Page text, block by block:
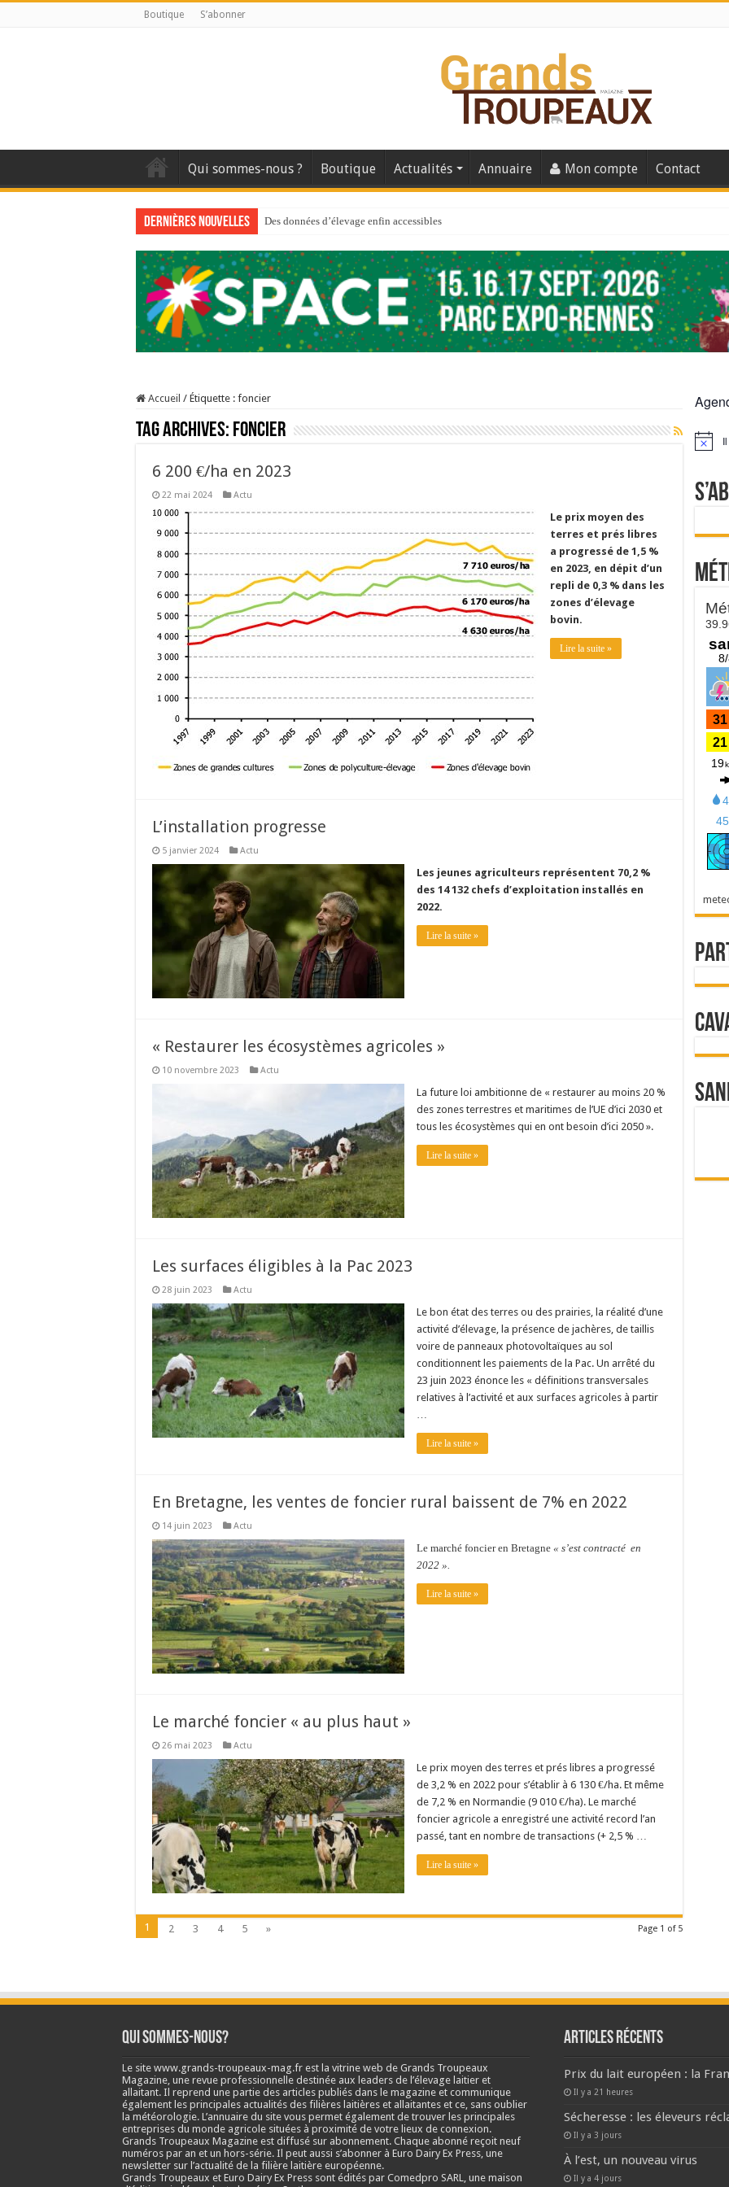
Boutique S’abonner
Qui sommes-nous ? Boutique Actualités Annuaire Mon compte Contact
Dernières nouvelles Des données d’élevage enfin accessibles
Au sommaire du premier numéro de 2025
Au sommaire de GTM 110
Aidez-nous à améliorer la santé de vos veaux !
Au sommaire de GTM 91
Sécheresse : les éleveurs réclament des expertises de terrain
À l’est, un nouveau virus
Accueil / Étiquette : foncier
Tag Archives: foncier
6 200 €/ha en 2023
22 mai 2024 Actu
Le prix moyen des
terres et prés libres
a progressé de 1,5 %
en 2023, en dépit d’un
repli de 0,3 % dans les
zones d’élevage
bovin.
Lire la suite »
L’installation progresse
5 janvier 2024 Actu
Les jeunes agriculteurs représentent 70,2 %
des 14 132 chefs d’exploitation installés en
2022.
Lire la suite »
« Restaurer les écosystèmes agricoles »
10 novembre 2023 Actu
La future loi ambitionne de « restaurer au moins 20 %
des zones terrestres et maritimes de l’UE d’ici 2030 et
tous les écosystèmes qui en ont besoin d’ici 2050 ».
Lire la suite »
Les surfaces éligibles à la Pac 2023
28 juin 2023 Actu
Le bon état des terres ou des prairies, la réalité d’une
activité d’élevage, la présence de jachères, de taillis
voire de panneaux photovoltaïques au sol
conditionnent les paiements de la Pac. Un arrêté du
23 juin 2023 énonce les « définitions transversales
relatives à l’activité et aux surfaces agricoles à partir
Lire la suite »
En Bretagne, les ventes de foncier rural baissent de 7% en 2022
14 juin 2023 Actu
Le marché foncier en Bretagne « s’est contracté en
2022 ».
Lire la suite »
Le marché foncier « au plus haut »
26 mai 2023 Actu
Le prix moyen des terres et prés libres a progressé
de 3,2 % en 2022 pour s’établir à 6 130 €/ha. Et même
de 7,2 % en Normandie (9 010 €/ha). Le marché
foncier agricole a enregistré une activité record l’an
passé, tant en nombre de transactions (+ 2,5 % …
Lire la suite »
Page 1 of 5
1 2 3 4 5 »
Notice
Qui sommes-nous?
Le site www.grands-troupeaux-mag.fr est la vitrine web de Grands Troupeaux
Magazine, une revue professionnelle destinée aux leaders de l’élevage laitier et
allaitant. Il reprend une partie des articles publiés dans le magazine et communique
également les principales actualités des filières laitières et allaitantes et ce, sans oublier
la météorologie. L’annuaire du site vous permet également de trouver les principales
entreprises du monde agricole situées à proximité de votre lieux de connexion.
Grands Troupeaux Magazine est diffusé sur abonnement. Chaque abonné reçoit neuf
numéros par an et un hors-série. Il peut aussi s’abonner à Euro Dairy Ex Press, une
newsletter sur l’actualité de la filière laitière européenne.
Grands Troupeaux et Euro Dairy Ex Press sont édités par Comedpro SARL, une maison
Articles récents
Prix du lait européen : la
Il y a 21 heures
Sécheresse : les éleveurs
Il y a 3 jours
À l’est, un nouveau virus
Il y a 4 jours